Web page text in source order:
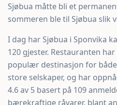
Sjøbua måtte bli et
sommeren ble til Sjøbua slik
I dag har Sjøbua i Sponvika
120 gjester. Restauranten
populær destinasjon for
store selskaper, og har
4.6 av 5 basert på 109
bærekraftige råvarer, blant